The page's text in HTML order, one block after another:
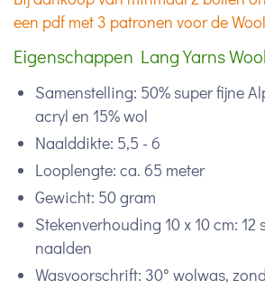
een pdf met 3 patronen voor de
Eigenschappen Lang Yarns
Samenstelling: 50% super fijne
acryl en 15% wol
Naalddikte: 5,5 - 6
Looplengte: ca. 65 meter
Gewicht: 50 gram
Stekenverhouding 10 x 10 cm: 12
naalden
Wasvoorschrift: 30° wolwas,